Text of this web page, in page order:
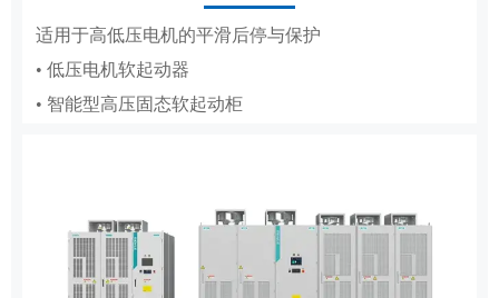
适用于高低压电机的平滑后停与保护
• 低压电机软起动器
• 智能型高压固态软起动柜
高低压成套配电柜体，适配工厂、电网、新能源多场
景配电
• 低压成套
覆盖造纸、复卷、轧钢全场景传动控制系统
• 造纸机传动控制系统
• 复卷机传动控制系统
标准化集成储能，适配大型电站储能场景